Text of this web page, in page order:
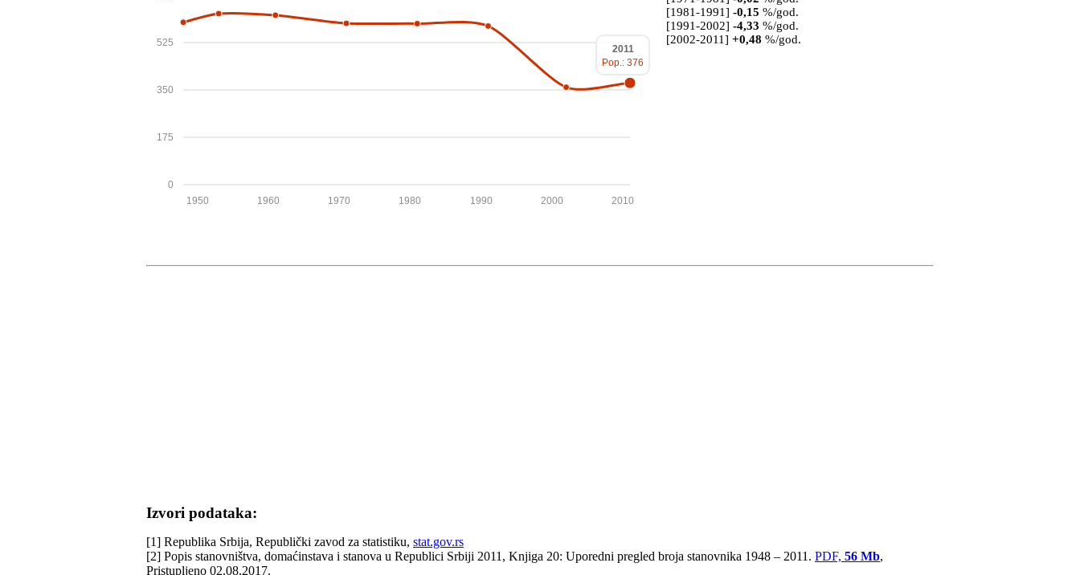
0
175
350
525
2010
2000
1990
1980
1970
1960
1950
2011
Pop.: 376
[1981-1991] -0,15 %/god.
[1991-2002] -4,33 %/god.
[2002-2011] +0,48 %/god.
Izvori podataka:
[1] Republika Srbija, Republički zavod za statistiku, stat.gov.rs
[2] Popis stanovništva, domaćinstava i stanova u Republici Srbiji 2011, Knjiga 20: Uporedni pregled broja stanovnika 1948 – 2011. PDF, 56 Mb,
Pristupljeno 02.08.2017.